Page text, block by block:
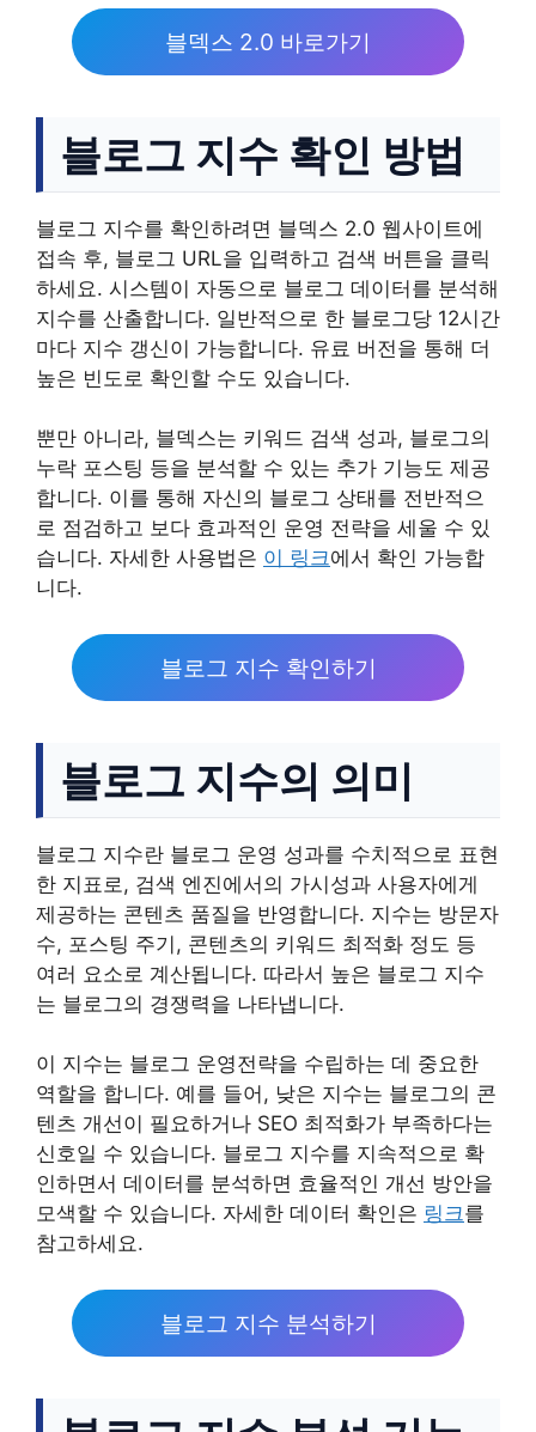
블덱스 2.0 바로가기
블로그 지수 확인 방법
블로그 지수를 확인하려면 블덱스 2.0 웹사이트에
접속 후, 블로그 URL을 입력하고 검색 버튼을 클릭
하세요. 시스템이 자동으로 블로그 데이터를 분석해
지수를 산출합니다. 일반적으로 한 블로그당 12시간
마다 지수 갱신이 가능합니다. 유료 버전을 통해 더
높은 빈도로 확인할 수도 있습니다.
뿐만 아니라, 블덱스는 키워드 검색 성과, 블로그의
누락 포스팅 등을 분석할 수 있는 추가 기능도 제공
합니다. 이를 통해 자신의 블로그 상태를 전반적으
로 점검하고 보다 효과적인 운영 전략을 세울 수 있
습니다. 자세한 사용법은 이 링크에서 확인 가능합
니다.
블로그 지수 확인하기
블로그 지수의 의미
블로그 지수란 블로그 운영 성과를 수치적으로 표현
한 지표로, 검색 엔진에서의 가시성과 사용자에게
제공하는 콘텐츠 품질을 반영합니다. 지수는 방문자
수, 포스팅 주기, 콘텐츠의 키워드 최적화 정도 등
여러 요소로 계산됩니다. 따라서 높은 블로그 지수
는 블로그의 경쟁력을 나타냅니다.
이 지수는 블로그 운영전략을 수립하는 데 중요한
역할을 합니다. 예를 들어, 낮은 지수는 블로그의 콘
텐츠 개선이 필요하거나 SEO 최적화가 부족하다는
신호일 수 있습니다. 블로그 지수를 지속적으로 확
인하면서 데이터를 분석하면 효율적인 개선 방안을
모색할 수 있습니다. 자세한 데이터 확인은 링크를
참고하세요.
블로그 지수 분석하기